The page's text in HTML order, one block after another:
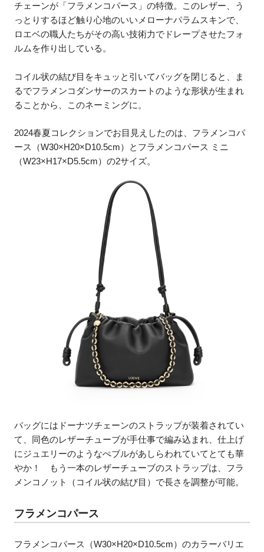
チェーンが「フラメンコパース」の特徴。このレザー、う
っとりするほど触り心地のいいメローナパラムスキンで、
ロエベの職人たちがその高い技術力でドレープさせたフォ
ルムを作り出している。
コイル状の結び目をキュッと引いてバッグを閉じると、ま
るでフラメンコダンサーのスカートのような形状が生まれ
ることから、このネーミングに。
2024春夏コレクションでお目見えしたのは、フラメンコパ
ース（W30×H20×D10.5cm）とフラメンコパース ミニ
（W23×H17×D5.5cm）の2サイズ。
バッグにはドーナツチェーンのストラップが装着されてい
て、同色のレザーチューブが手仕事で編み込まれ、仕上げ
にジュエリーのようなぺブルがあしらわれていてとても華
やか！ もう一本のレザーチューブのストラップは、フラ
メンコノット（コイル状の結び目）で長さを調整が可能。
フラメンコパース
フラメンコパース（W30×H20×D10.5cm）のカラーバリエ